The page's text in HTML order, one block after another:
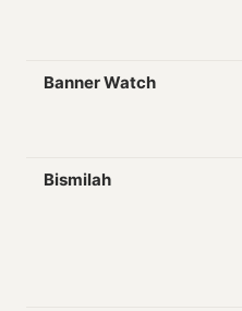
Banner Watch
Bismilah